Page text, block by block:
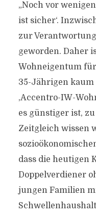
„Noch vor
ist sicher‘.
zur
geworden. Daher
Wohneigentum
35-Jährigen
,Accentro-IW-
es günstiger ist,
Zeitgleich wissen
dass die heutigen
Doppelverdiener
jungen Familien